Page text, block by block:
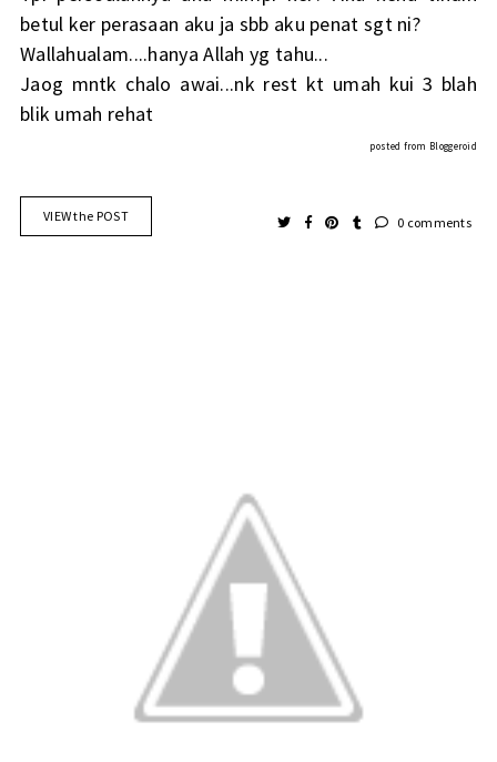
betul ker perasaan aku ja sbb aku penat sgt ni?
Wallahualam....hanya Allah yg tahu...
Jaog mntk chalo awai...nk rest kt umah kui 3 blah
blik umah rehat
posted from Bloggeroid
VIEW the POST 0 comments